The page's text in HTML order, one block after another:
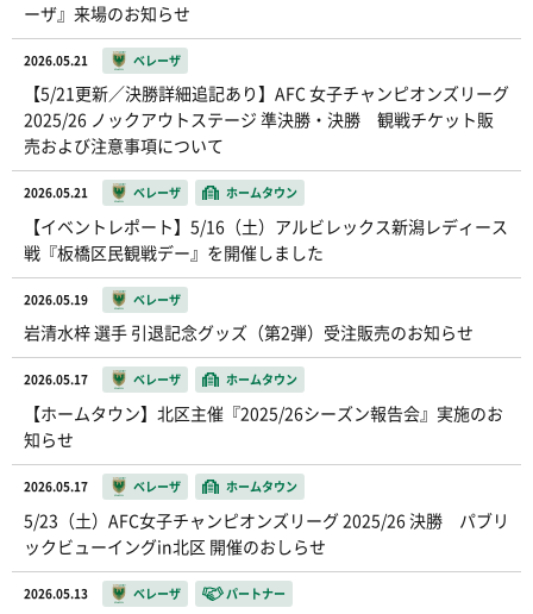
ーザ』来場のお知らせ
2026.05.21 ベレーザ
【5/21更新／決勝詳細追記あり】AFC 女子チャンピオンズリーグ
2025/26 ノックアウトステージ 準決勝・決勝 観戦チケット販
売および注意事項について
2026.05.21 ベレーザ ホームタウン
【イベントレポート】5/16（土）アルビレックス新潟レディース
戦『板橋区民観戦デー』を開催しました
2026.05.19 ベレーザ
岩清水梓 選手 引退記念グッズ（第2弾）受注販売のお知らせ
2026.05.17 ベレーザ ホームタウン
【ホームタウン】北区主催『2025/26シーズン報告会』実施のお
知らせ
2026.05.17 ベレーザ ホームタウン
5/23（土）AFC女子チャンピオンズリーグ 2025/26 決勝 パブリ
ックビューイングin北区 開催のおしらせ
2026.05.13 ベレーザ パートナー